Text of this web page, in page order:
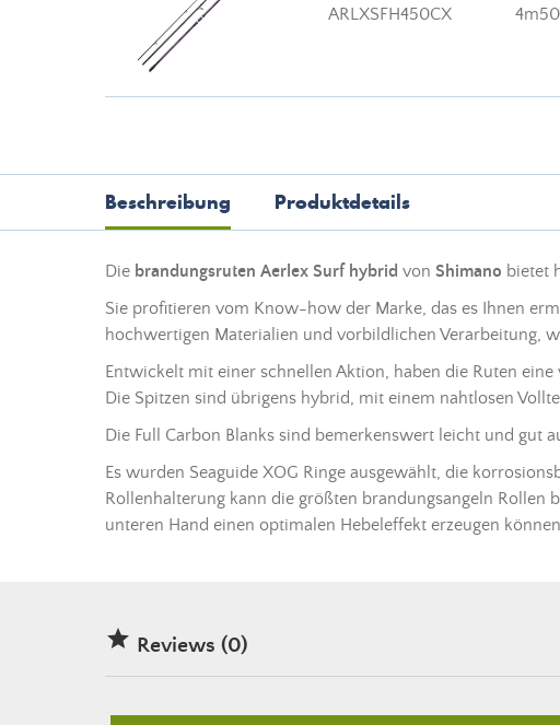
ARLXSFH450CX 4m50
Beschreibung Produktdetails
Die brandungsruten Aerlex Surf hybrid von Shimano bietet
Sie profitieren vom Know-how der Marke, das es Ihnen
hochwertigen Materialien und vorbildlichen Verarbeitung,
Entwickelt mit einer schnellen Aktion, haben die Ruten
Die Spitzen sind übrigens hybrid, mit einem nahtlosen
Die Full Carbon Blanks sind bemerkenswert leicht und
Es wurden Seaguide XOG Ringe ausgewählt, die
Rollenhalterung kann die größten brandungsangeln
unteren Hand einen optimalen Hebeleffekt erzeugen
 Reviews (0)